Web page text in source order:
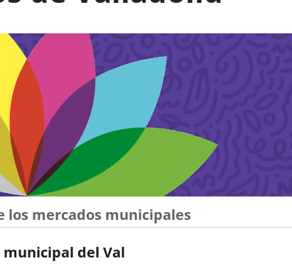
los mercados municipales
municipal del Val